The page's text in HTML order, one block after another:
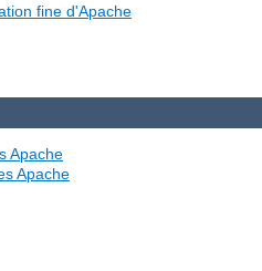
fine d'Apache
Apache
Apache